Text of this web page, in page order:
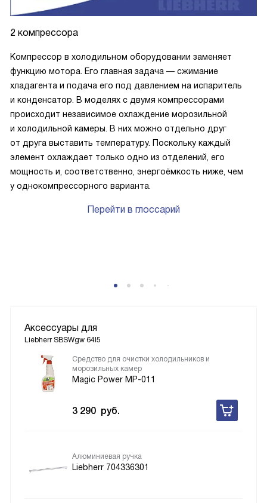
2 компрессора
Компрессор в холодильном оборудовании заменяет
функцию мотора. Его главная задача — сжимание
хладагента и подача его под давлением на испаритель
и конденсатор. В моделях с двумя компрессорами
происходит независимое охлаждение морозильной
и холодильной камеры. В них можно отдельно друг
от друга выставить температуру. Поскольку каждый
элемент охлаждает только одно из отделений, его
мощность и, соответственно, энергоёмкость ниже, чем
у однокомпрессорного варианта.
Перейти в глоссарий
Аксессуары для
Liebherr SBSWgw 64I5
Средство для очистки холодильников и
морозильных камер
Magic Power MP-011
3 290 руб.
Алюминиевая ручка
Liebherr 704336301